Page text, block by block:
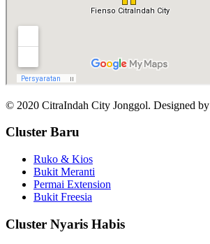
© 2020 CitraIndah City Jonggol. Designed by
Cluster Baru
Ruko & Kios
Bukit Meranti
Permai Extension
Bukit Freesia
Cluster Nyaris Habis